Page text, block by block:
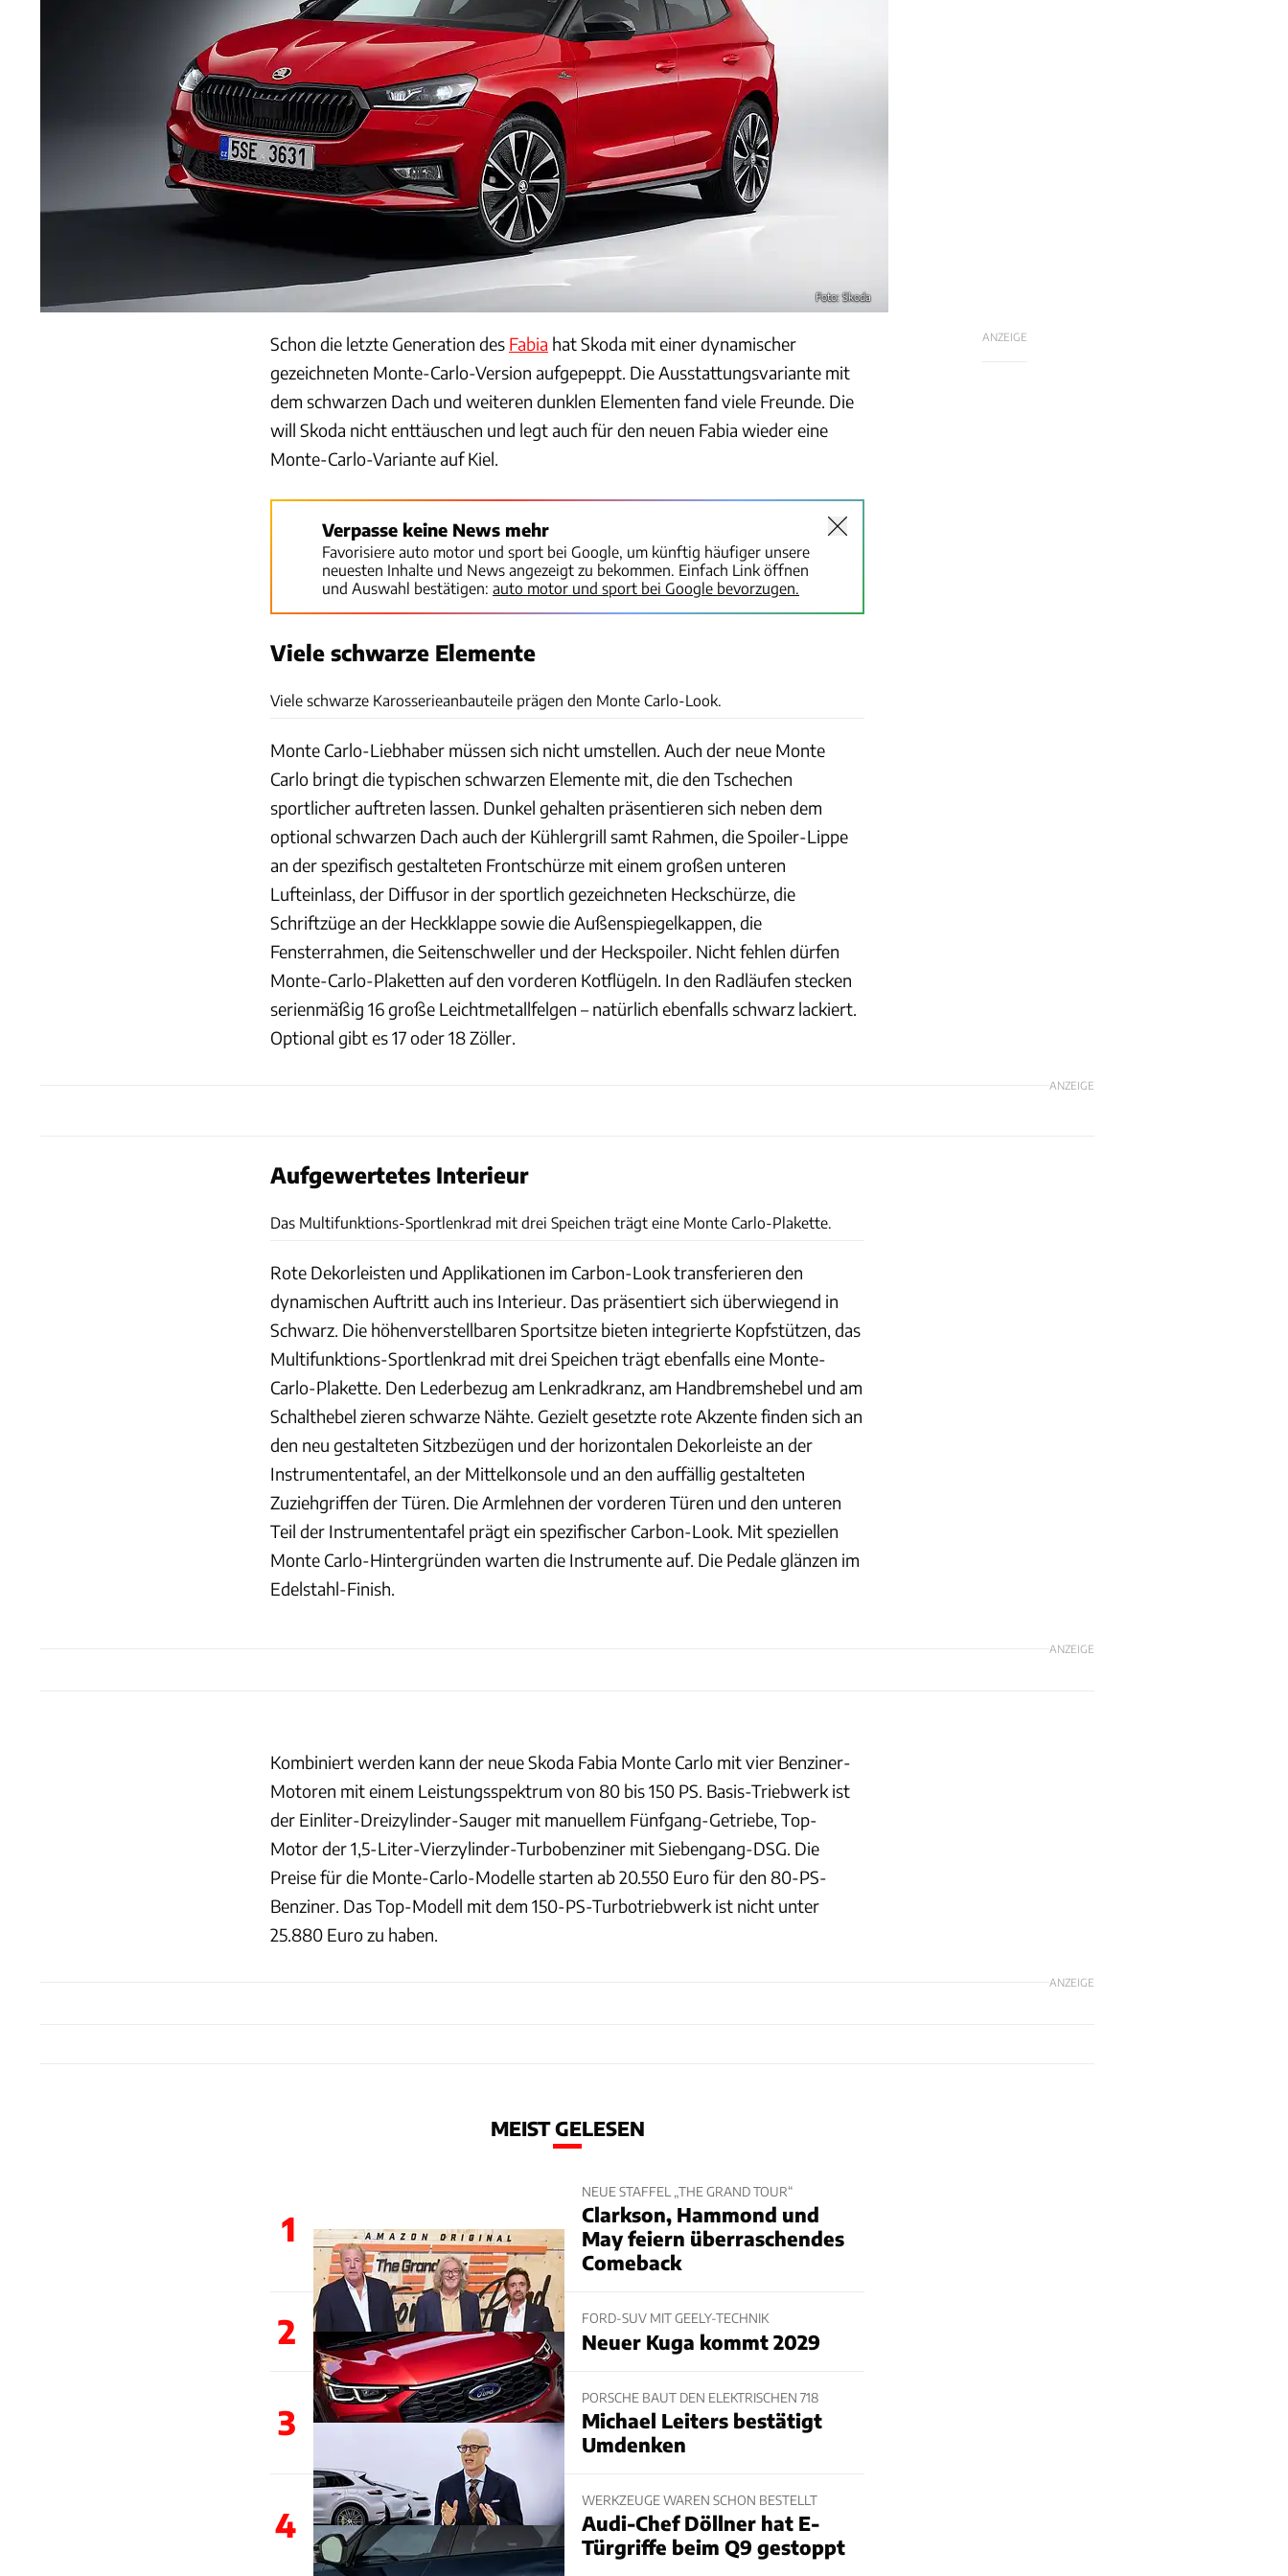
Foto: Skoda
ANZEIGE
Schon die letzte Generation des Fabia hat Skoda mit einer dynamischer
gezeichneten Monte-Carlo-Version aufgepeppt. Die Ausstattungsvariante mit
dem schwarzen Dach und weiteren dunklen Elementen fand viele Freunde. Die
will Skoda nicht enttäuschen und legt auch für den neuen Fabia wieder eine
Monte-Carlo-Variante auf Kiel.
Verpasse keine News mehr
Favorisiere auto motor und sport bei Google, um künftig häufiger unsere
neuesten Inhalte und News angezeigt zu bekommen. Einfach Link öffnen
und Auswahl bestätigen: auto motor und sport bei Google bevorzugen.
Viele schwarze Elemente
Viele schwarze Karosserieanbauteile prägen den Monte Carlo-Look.
Monte Carlo-Liebhaber müssen sich nicht umstellen. Auch der neue Monte
Carlo bringt die typischen schwarzen Elemente mit, die den Tschechen
sportlicher auftreten lassen. Dunkel gehalten präsentieren sich neben dem
optional schwarzen Dach auch der Kühlergrill samt Rahmen, die Spoiler-Lippe
an der spezifisch gestalteten Frontschürze mit einem großen unteren
Lufteinlass, der Diffusor in der sportlich gezeichneten Heckschürze, die
Schriftzüge an der Heckklappe sowie die Außenspiegelkappen, die
Fensterrahmen, die Seitenschweller und der Heckspoiler. Nicht fehlen dürfen
Monte-Carlo-Plaketten auf den vorderen Kotflügeln. In den Radläufen stecken
serienmäßig 16 große Leichtmetallfelgen – natürlich ebenfalls schwarz lackiert.
Optional gibt es 17 oder 18 Zöller.
ANZEIGE
Aufgewertetes Interieur
Das Multifunktions-Sportlenkrad mit drei Speichen trägt eine Monte Carlo-Plakette.
Rote Dekorleisten und Applikationen im Carbon-Look transferieren den
dynamischen Auftritt auch ins Interieur. Das präsentiert sich überwiegend in
Schwarz. Die höhenverstellbaren Sportsitze bieten integrierte Kopfstützen, das
Multifunktions-Sportlenkrad mit drei Speichen trägt ebenfalls eine Monte-
Carlo-Plakette. Den Lederbezug am Lenkradkranz, am Handbremshebel und am
Schalthebel zieren schwarze Nähte. Gezielt gesetzte rote Akzente finden sich an
den neu gestalteten Sitzbezügen und der horizontalen Dekorleiste an der
Instrumententafel, an der Mittelkonsole und an den auffällig gestalteten
Zuziehgriffen der Türen. Die Armlehnen der vorderen Türen und den unteren
Teil der Instrumententafel prägt ein spezifischer Carbon-Look. Mit speziellen
Monte Carlo-Hintergründen warten die Instrumente auf. Die Pedale glänzen im
Edelstahl-Finish.
ANZEIGE
Kombiniert werden kann der neue Skoda Fabia Monte Carlo mit vier Benziner-
Motoren mit einem Leistungsspektrum von 80 bis 150 PS. Basis-Triebwerk ist
der Einliter-Dreizylinder-Sauger mit manuellem Fünfgang-Getriebe, Top-
Motor der 1,5-Liter-Vierzylinder-Turbobenziner mit Siebengang-DSG. Die
Preise für die Monte-Carlo-Modelle starten ab 20.550 Euro für den 80-PS-
Benziner. Das Top-Modell mit dem 150-PS-Turbotriebwerk ist nicht unter
25.880 Euro zu haben.
ANZEIGE
MEIST GELESEN
1
NEUE STAFFEL „THE GRAND TOUR“
Clarkson, Hammond und
May feiern überraschendes
Comeback
2 FORD-SUV MIT GEELY-TECHNIK
Neuer Kuga kommt 2029
3
PORSCHE BAUT DEN ELEKTRISCHEN 718
Michael Leiters bestätigt
Umdenken
4
WERKZEUGE WAREN SCHON BESTELLT
Audi-Chef Döllner hat E-
Türgriffe beim Q9 gestoppt